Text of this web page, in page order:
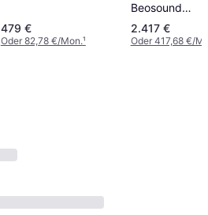
479 €
Oder 82,78 €/Mon.¹
Beosound
Balance -
Oak
2.417 €
Oder 417,68 €/